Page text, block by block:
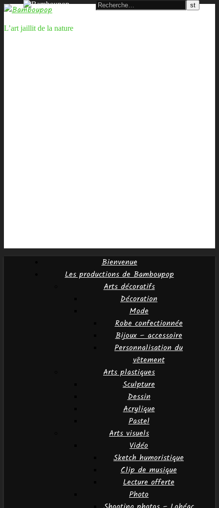
L’art jaillit de la nature
Bienvenue
Les productions de Bamboupop
Arts décoratifs
Décoration
Mode
Robe confectionnée
Bijoux – accessoire
Personnalisation du
vêtement
Arts plastiques
Sculpture
Dessin
Acrylique
Pastel
Arts visuels
Vidéo
Sketch humoristique
Clip de musique
Lecture offerte
Photo